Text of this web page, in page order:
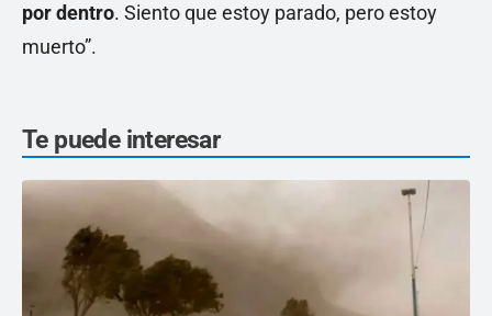
por dentro. Siento que estoy parado, pero estoy
muerto”.
Te puede interesar